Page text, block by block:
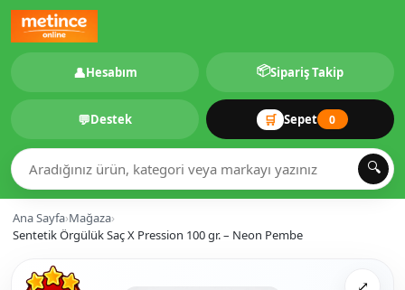
🔍
👤Hesabım 📦Sipariş Takip
💬Destek 🛒 Sepet 0
Ana Sayfa›Mağaza›
Sentetik Örgülük Saç X Pression 100 gr. – Neon Pembe